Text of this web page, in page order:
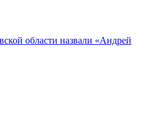
области назвали «Андрей